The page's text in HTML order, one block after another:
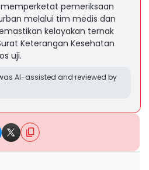
pemeriksaan
melalui tim medis dan
kelayakan ternak
Keterangan Kesehatan
uji.
AI-assisted and reviewed by